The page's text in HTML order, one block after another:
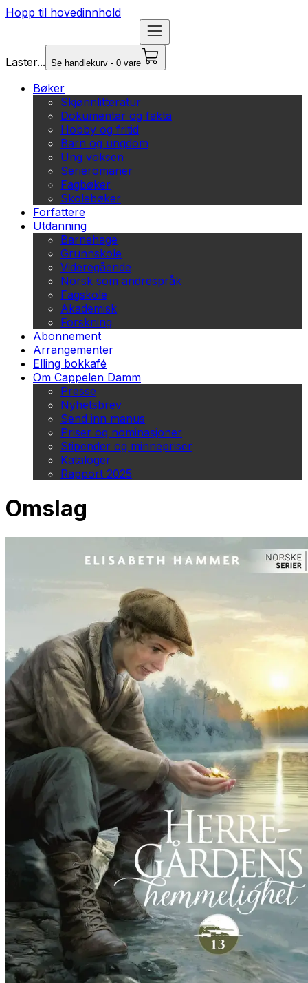
Hopp til hovedinnhold
Laster... Se handlekurv - 0 vare
Bøker
Skjønnlitteratur
Dokumentar og fakta
Hobby og fritid
Barn og ungdom
Ung voksen
Serieromaner
Fagbøker
Skolebøker
Forfattere
Utdanning
Barnehage
Grunnskole
Videregående
Norsk som andrespråk
Fagskole
Akademisk
Forskning
Abonnement
Arrangementer
Elling bokkafé
Om Cappelen Damm
Presse
Nyhetsbrev
Send inn manus
Priser og nominasjoner
Stipender og minnepriser
Kataloger
Rapport 2025
Omslag